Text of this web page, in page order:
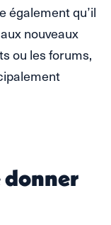
également qu’il
nouveaux
ou les forums,
donner